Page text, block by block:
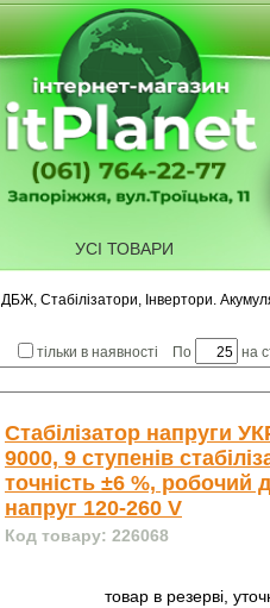
УСІ ТОВАРИ
ДБЖ, Стабілізатори, Інвертори.
тільки в наявності По на
Стабілізатор напруги
9000, 9 ступенів
точність ±6 %, робочий
напруг 120-260 V
Код товару: 226068
товар в резерві,